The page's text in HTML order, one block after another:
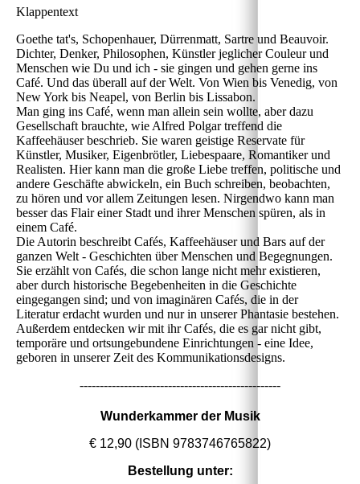
Klappentext
Goethe tat's, Schopenhauer, Dürrenmatt, Sartre und Beauvoir.
Dichter, Denker, Philosophen, Künstler jeglicher Couleur und
Menschen wie Du und ich - sie gingen und gehen gerne ins
Café. Und das überall auf der Welt. Von Wien bis Venedig, von
New York bis Neapel, von Berlin bis Lissabon.
Man ging ins Café, wenn man allein sein wollte, aber dazu
Gesellschaft brauchte, wie Alfred Polgar treffend die
Kaffeehäuser beschrieb. Sie waren geistige Reservate für
Künstler, Musiker, Eigenbrötler, Liebespaare, Romantiker und
Realisten. Hier kann man die große Liebe treffen, politische und
andere Geschäfte abwickeln, ein Buch schreiben, beobachten,
zu hören und vor allem Zeitungen lesen. Nirgendwo kann man
besser das Flair einer Stadt und ihrer Menschen spüren, als in
einem Café.
Die Autorin beschreibt Cafés, Kaffeehäuser und Bars auf der
ganzen Welt - Geschichten über Menschen und Begegnungen.
Sie erzählt von Cafés, die schon lange nicht mehr existieren,
aber durch historische Begebenheiten in die Geschichte
eingegangen sind; und von imaginären Cafés, die in der
Literatur erdacht wurden und nur in unserer Phantasie bestehen.
Außerdem entdecken wir mit ihr Cafés, die es gar nicht gibt,
temporäre und ortsungebundene Einrichtungen - eine Idee,
geboren in unserer Zeit des Kommunikationsdesigns.
--------------------------------------------------
Wunderkammer der Musik
€ 12,90 (ISBN 9783746765822)
Bestellung unter: